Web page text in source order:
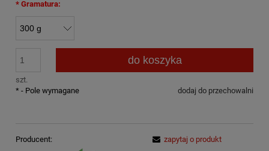
* Gramatura:
szt.
do koszyka
dodaj do przechowalni
* - Pole wymagane
Producent: zapytaj o produkt